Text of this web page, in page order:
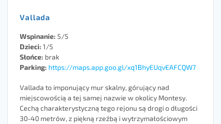
Vallada
Wspinanie: 5/5
Dzieci: 1/5
Słońce: brak
Parking: https://maps.app.goo.gl/xq1BhyEUqvEAFCQW7
Vallada to imponujący mur skalny, górujący nad
miejscowością a tej samej nazwie w okolicy Montesy.
Cechą charakterystyczną tego rejonu są drogi o długości
30-40 metrów, z piękną rzeźbą i wytrzymałościowym